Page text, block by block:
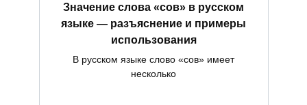
Значение слова «сов» в русском
языке — разъяснение и примеры
использования
В русском языке слово «сов» имеет
несколько